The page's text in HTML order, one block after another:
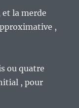
et la merde
,
ou quatre
, pour